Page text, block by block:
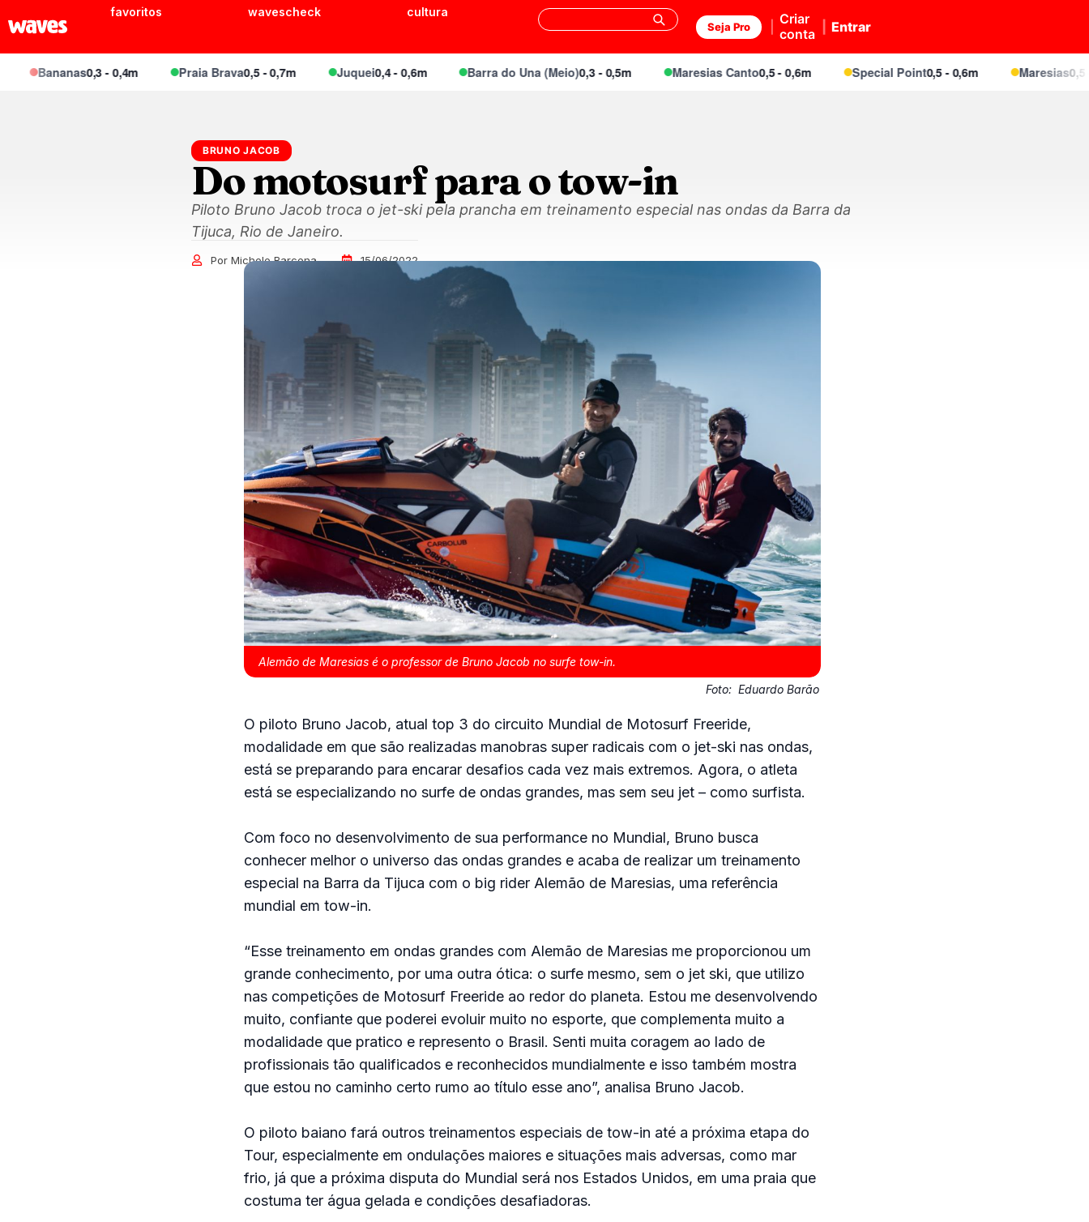
favoritos wavescheck cultura
Seja Pro
Criar
conta
Entrar
0,3 - 0,4m Praia Brava0,5 - 0,7m Juquei0,4 - 0,6m Barra do Una (Meio)0,3 - 0,5m Maresias Canto0,5 - 0,6m Special Point0,5 - 0,6m Maresias0,5 - 0,6m
BRUNO JACOB
Do motosurf para o tow-in
Piloto Bruno Jacob troca o jet-ski pela prancha em treinamento especial nas ondas da Barra da
Tijuca, Rio de Janeiro.
Por Michele Barcena 15/06/2022
Alemão de Maresias é o professor de Bruno Jacob no surfe tow-in.
Foto: Eduardo Barão
O piloto Bruno Jacob, atual top 3 do circuito Mundial de Motosurf Freeride,
modalidade em que são realizadas manobras super radicais com o jet-ski nas ondas,
está se preparando para encarar desafios cada vez mais extremos. Agora, o atleta
está se especializando no surfe de ondas grandes, mas sem seu jet – como surfista.
Com foco no desenvolvimento de sua performance no Mundial, Bruno busca
conhecer melhor o universo das ondas grandes e acaba de realizar um treinamento
especial na Barra da Tijuca com o big rider Alemão de Maresias, uma referência
mundial em tow-in.
“Esse treinamento em ondas grandes com Alemão de Maresias me proporcionou um
grande conhecimento, por uma outra ótica: o surfe mesmo, sem o jet ski, que utilizo
nas competições de Motosurf Freeride ao redor do planeta. Estou me desenvolvendo
muito, confiante que poderei evoluir muito no esporte, que complementa muito a
modalidade que pratico e represento o Brasil. Senti muita coragem ao lado de
profissionais tão qualificados e reconhecidos mundialmente e isso também mostra
que estou no caminho certo rumo ao título esse ano”, analisa Bruno Jacob.
O piloto baiano fará outros treinamentos especiais de tow-in até a próxima etapa do
Tour, especialmente em ondulações maiores e situações mais adversas, como mar
frio, já que a próxima disputa do Mundial será nos Estados Unidos, em uma praia que
costuma ter água gelada e condições desafiadoras.